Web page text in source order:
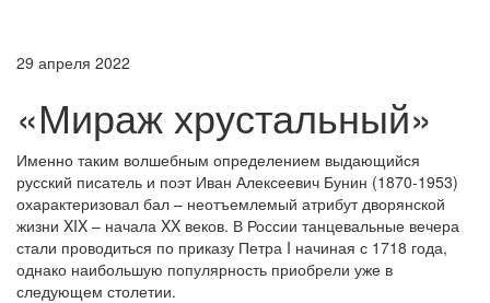
29 апреля 2022
«Мираж хрустальный»
Именно таким волшебным определением выдающийся
русский писатель и поэт Иван Алексеевич Бунин (1870-1953)
охарактеризовал бал – неотъемлемый атрибут дворянской
жизни XIX – начала XX веков. В России танцевальные вечера
стали проводиться по приказу Петра I начиная с 1718 года,
однако наибольшую популярность приобрели уже в
следующем столетии.